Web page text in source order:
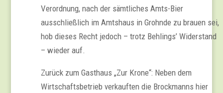
Verordnung, nach der sämtliches Amts-Bier
ausschließlich im Amtshaus in Grohnde zu brauen sei,
hob dieses Recht jedoch – trotz Behlings’ Widerstand
– wieder auf.
Zurück zum Gasthaus „Zur Krone“: Neben dem
Wirtschaftsbetrieb verkauften die Brockmanns hier